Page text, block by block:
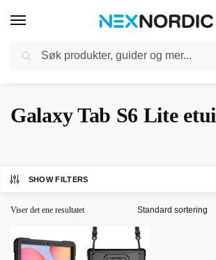
til
Kabler
Galaxy Tab S6 Lite etui
SHOW FILTERS
Viser det ene resultatet